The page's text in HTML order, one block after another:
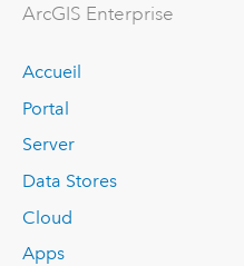
ArcGIS Enterprise
Accueil
Portal
Server
Data Stores
Cloud
Apps